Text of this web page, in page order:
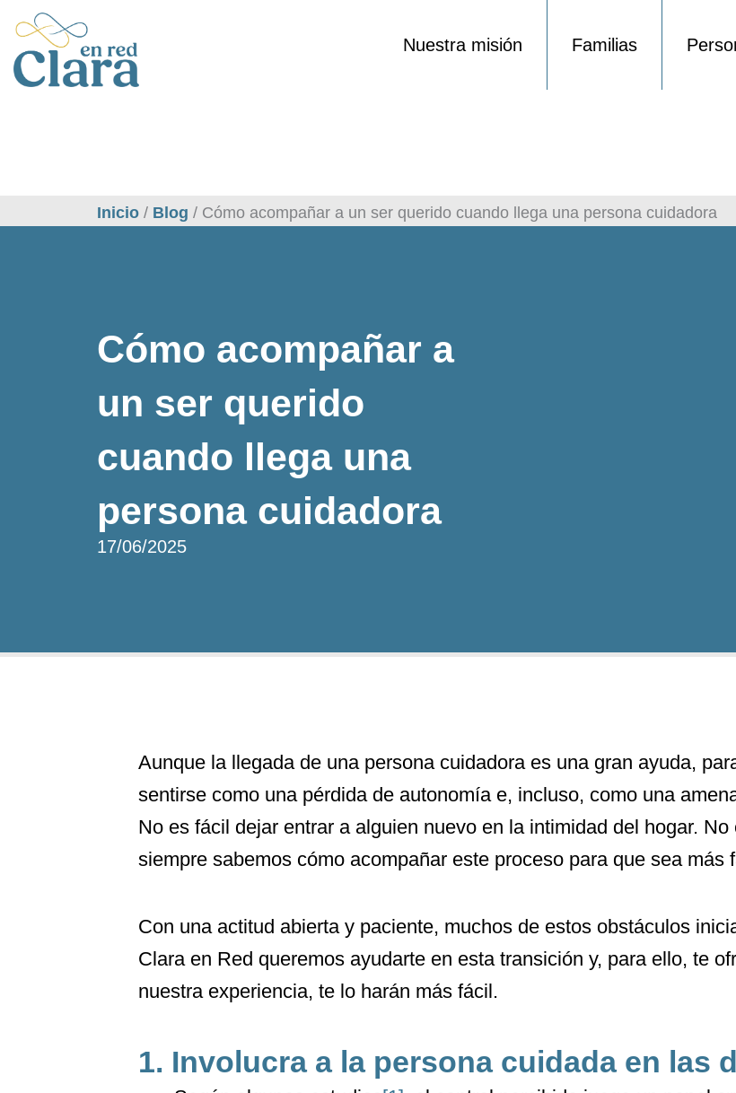
contenido
Nuestra misión Familias
Inicio/ Blog / Cómo acompañar a un ser querido cuando llega una persona cuidadora
Cómo acompañar a
un ser querido
cuando llega una
persona cuidadora
17/06/2025
Aunque la llegada de una persona cuidadora es una gran ayuda,
sentirse como una pérdida de autonomía e, incluso, como una
No es fácil dejar entrar a alguien nuevo en la intimidad del hogar.
siempre sabemos cómo acompañar este proceso para que sea más
Con una actitud abierta y paciente, muchos de estos obstáculos
Clara en Red queremos ayudarte en esta transición y, para ello, te
nuestra experiencia, te lo harán más fácil.
1. Involucra a la persona cuidada en las